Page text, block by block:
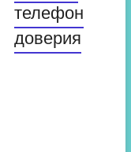
телефон
доверия